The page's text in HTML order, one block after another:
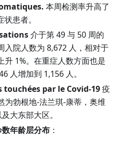
本周检测率升高了
患者。
介于第 49 与 50 周的
入院人数为 8,672 人，相对于
升 1%。在重症人数方面也是
人增加到 1,156 人。
touchées par le Covid-19疫
为勃根地-法兰琪-康蒂，奥维
大东部大区。
年龄层分布：